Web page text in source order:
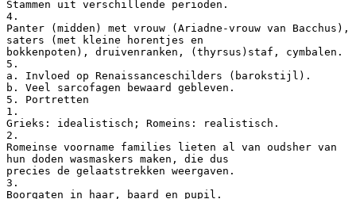
Stammen uit verschillende perioden.
4.
Panter (midden) met vrouw (Ariadne-vrouw van Bacchus),
saters (met kleine horentjes en
bokkenpoten), druivenranken, (thyrsus)staf, cymbalen.
5.
a. Invloed op Renaissanceschilders (barokstijl).
b. Veel sarcofagen bewaard gebleven.
5. Portretten
1.
Grieks: idealistisch; Romeins: realistisch.
2.
Romeinse voorname families lieten al van oudsher van
hun doden wasmaskers maken, die dus
precies de gelaatstrekken weergaven.
3.
Boorgaten in haar, baard en pupil.